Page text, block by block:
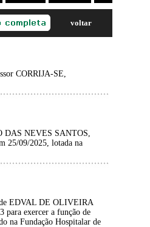
voltar
CORRIJA-SE,
DAS NEVES SANTOS,
25/09/2025, lotada na
EDVAL DE OLIVEIRA
para exercer a função de
na Fundação Hospitalar de